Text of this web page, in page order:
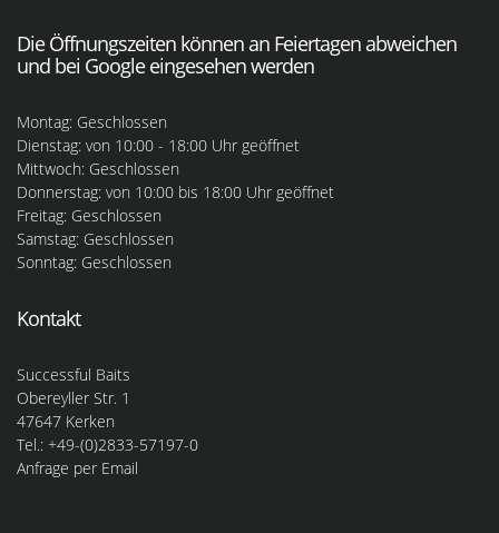
Die Öffnungszeiten können an Feiertagen abweichen
und bei Google eingesehen werden
Montag: Geschlossen
Dienstag: von 10:00 - 18:00 Uhr geöffnet
Mittwoch: Geschlossen
Donnerstag: von 10:00 bis 18:00 Uhr geöffnet
Freitag: Geschlossen
Samstag: Geschlossen
Sonntag: Geschlossen
Kontakt
Successful Baits
Obereyller Str. 1
47647 Kerken
Tel.: +49-(0)2833-57197-0
Anfrage per Email